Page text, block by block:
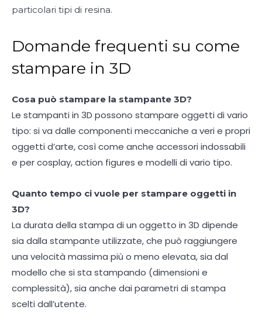
particolari tipi di resina.
Domande frequenti su come
stampare in 3D
Cosa può stampare la stampante 3D?
Le stampanti in 3D possono stampare oggetti di vario
tipo: si va dalle componenti meccaniche a veri e propri
oggetti d’arte, così come anche accessori indossabili
e per cosplay, action figures e modelli di vario tipo.
Quanto tempo ci vuole per stampare oggetti in
3D?
La durata della stampa di un oggetto in 3D dipende
sia dalla stampante utilizzate, che può raggiungere
una velocità massima più o meno elevata, sia dal
modello che si sta stampando (dimensioni e
complessità), sia anche dai parametri di stampa
scelti dall’utente.